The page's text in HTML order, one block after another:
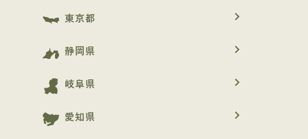
東京都 navigate_next
静岡県 navigate_next
岐阜県 navigate_next
愛知県 navigate_next